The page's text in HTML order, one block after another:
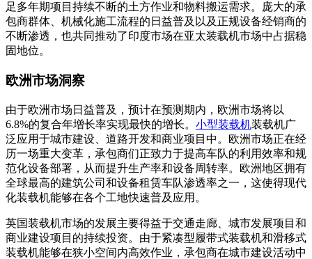
足多年期项目持续不断的土方作业和物料搬运需求。庞大的承
包商群体、机械化施工流程的日益普及以及正规设备经销商的
不断渗透，也共同推动了印度市场在亚太装载机市场中占据稳
固地位。
欧洲市场洞察
由于欧洲市场日益普及，预计在预测期内，欧洲市场将以
6.8%的复合年增长率实现最快的增长。 小型装载机装载机广
泛应用于城市建设、道路开发和商业项目中。欧洲市场正在经
历一场重大变革，承包商们正致力于提高车队的利用效率和规
范化设备部署，从而提升生产率和设备周转率。欧洲地区拥有
全球最高的建筑公司和设备租赁车队渗透率之一，这使得现代
化装载机能够在各个工地快速普及应用。
英国装载机市场的发展主要得益于交通走廊、城市发展项目和
商业建设项目的持续投资。由于紧凑型履带式装载机和滑移式
装载机能够在狭小空间内高效作业，承包商在城市建设活动中